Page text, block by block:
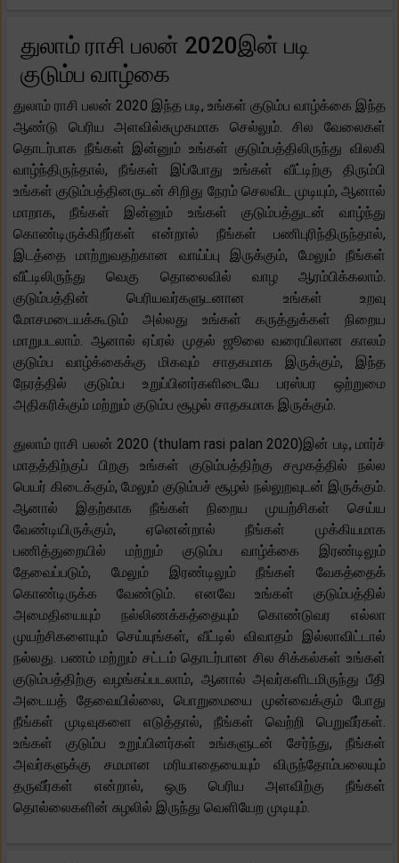
துலாம் ராசி பலன் 2020இன் படி
குடும்ப வாழ்கை
துலாம் ராசி பலன் 2020 இந்த படி, உங்கள் குடும்ப வாழ்க்கை இந்த
ஆண்டு பெரிய அளவில்சுமுகமாக செல்லும். சில வேலைகள்
தொடர்பாக நீங்கள் இன்னும் உங்கள் குடும்பத்திலிருந்து விலகி
வாழ்ந்திருந்தால், நீங்கள் இப்போது உங்கள் வீட்டிற்கு திரும்பி
உங்கள் குடும்பத்தினருடன் சிறிது நேரம் செலவிட முடியும், ஆனால்
மாறாக, நீங்கள் இன்னும் உங்கள் குடும்பத்துடன் வாழ்ந்து
கொண்டிருக்கிறீர்கள் என்றால் நீங்கள் பணிபுரிந்திருந்தால்,
இடத்தை மாற்றுவதற்கான வாய்ப்பு இருக்கும், மேலும் நீங்கள்
வீட்டிலிருந்து வெகு தொலைவில் வாழ ஆரம்பிக்கலாம்.
குடும்பத்தின் பெரியவர்களுடனான உங்கள் உறவு
மோசமடையக்கூடும் அல்லது உங்கள் கருத்துக்கள் நிறைய
மாறுபடலாம். ஆனால் ஏப்ரல் முதல் ஜூலை வரையிலான காலம்
குடும்ப வாழ்க்கைக்கு மிகவும் சாதகமாக இருக்கும், இந்த
நேரத்தில் குடும்ப உறுப்பினர்களிடையே பரஸ்பர ஒற்றுமை
அதிகரிக்கும் மற்றும் குடும்ப சூழல் சாதகமாக இருக்கும்.
துலாம் ராசி பலன் 2020 (thulam rasi palan 2020)இன் படி, மார்ச்
மாதத்திற்குப் பிறகு உங்கள் குடும்பத்திற்கு சமூகத்தில் நல்ல
பெயர் கிடைக்கும், மேலும் குடும்பச் சூழல் நல்லுறவுடன் இருக்கும்.
ஆனால் இதற்காக நீங்கள் நிறைய முயற்சிகள் செய்ய
வேண்டியிருக்கும், ஏனென்றால் நீங்கள் முக்கியமாக
பணித்துறையில் மற்றும் குடும்ப வாழ்க்கை இரண்டிலும்
தேவைப்படும், மேலும் இரண்டிலும் நீங்கள் வேகத்தைக்
கொண்டிருக்க வேண்டும். எனவே உங்கள் குடும்பத்தில்
அமைதியையும் நல்லிணக்கத்தையும் கொண்டுவர எல்லா
முயற்சிகளையும் செய்யுங்கள், வீட்டில் விவாதம் இல்லாவிட்டால்
நல்லது. பணம் மற்றும் சட்டம் தொடர்பான சில சிக்கல்கள் உங்கள்
குடும்பத்திற்கு வழங்கப்படலாம், ஆனால் அவர்களிடமிருந்து பீதி
அடையத் தேவையில்லை, பொறுமையை முன்வைக்கும் போது
நீங்கள் முடிவுகளை எடுத்தால், நீங்கள் வெற்றி பெறுவீர்கள்.
உங்கள் குடும்ப உறுப்பினர்கள் உங்களுடன் சேர்ந்து, நீங்கள்
அவர்களுக்கு சமமான மரியாதையையும் விருந்தோம்பலையும்
தருவீர்கள் என்றால், ஒரு பெரிய அளவிற்கு நீங்கள்
தொல்லைகளின் சுழலில் இருந்து வெளியேற முடியும்.